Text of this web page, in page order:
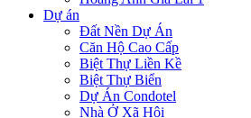
Dự án
Đất Nền Dự Án
Căn Hộ Cao Cấp
Biệt Thự Liền Kề
Biệt Thự Biển
Dự Án Condotel
Nhà Ở Xã Hội